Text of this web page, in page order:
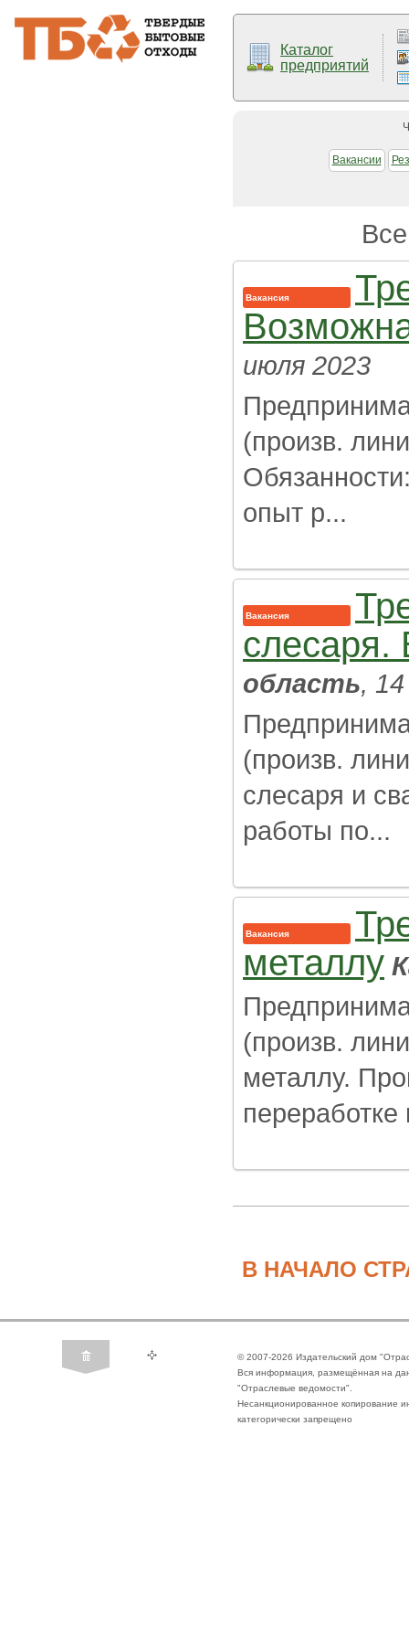
Каталог
предприятий
Вакансии
Вакансия
июля 2023
(произв.
опыт р...
Вакансия
слесаря.
область,
(произв.
слесаря и
работы по...
Вакансия
металлу
(произв.
металлу.
В НАЧАЛО
© 2007-2026 Издательский дом
Вся информация, размещённая на
"Отраслевые ведомости".
Несанкционированное копирование
категорически запрещено